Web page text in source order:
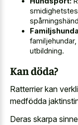
utbildning.
Kan döda?
Ratterrier kan
medfödda
Deras skarpa